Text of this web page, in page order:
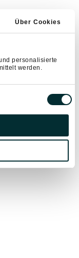
Über Cookies
personalisierte
werden.
adventure
Hofgut